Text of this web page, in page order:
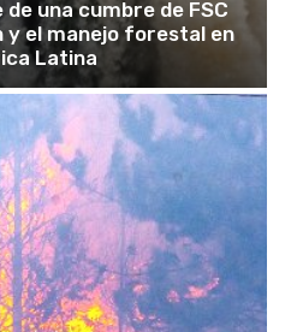
una cumbre de FSC
y el manejo forestal en
Latina